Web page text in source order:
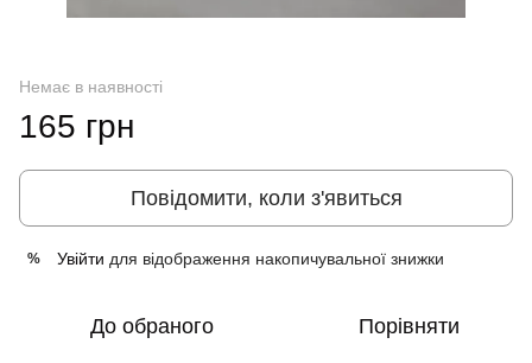
Немає в наявності
165 грн
Повідомити, коли з'явиться
% Увійти для відображення накопичувальної знижки
До обраного Порівняти